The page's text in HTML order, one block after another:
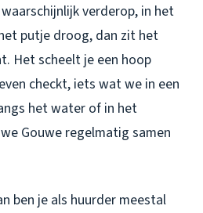
verderop, in het
putje droog, dan zit het
Het scheelt je een hoop
checkt, iets wat we in een
het water of in het
Gouwe regelmatig samen
ben je als huurder meestal